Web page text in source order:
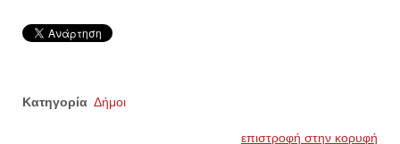
Κατηγορία Δήμοι
επιστροφή στην κορυφή